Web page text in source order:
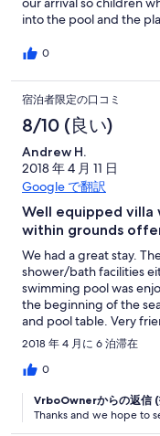
into the pool and the
have been nice to have
the villa like oil, salt,
real problem. Would
quiet relaxing break to
0
宿泊者限定の口コミ
8/10 (良い)
Andrew H.
2018 年 4 月 11 日
Google で翻訳
Well equipped villa
within grounds
We had a great stay.
shower/bath facilities
swimming pool was
the beginning of the
and pool table. Very
from the hens and
within which the villa is
and a mini golf course
and 5 minute drive
2018 年 4 月に 6 泊滞在
0
VrboOwnerからの返信
Thanks and we hope to